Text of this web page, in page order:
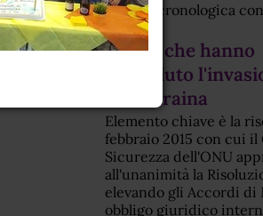
Scheda cronologica
allegati
Eventi che hanno
preceduto
dell'Ucraina
Elemento chiave è la
febbraio 2015 con cui il
Sicurezza dell'ONU
all'unanimità la
elevando gli Accordi di
obbligo giuridico